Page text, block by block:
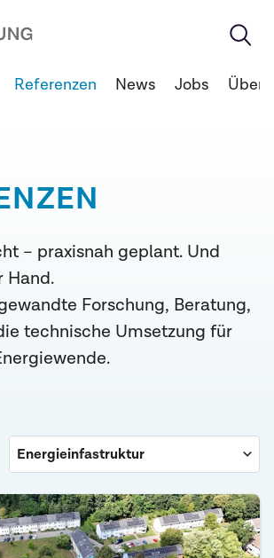
Referenzen News Jobs Über
– praxisnah geplant. Und
Hand.
Forschung, Beratung,
technische Umsetzung für